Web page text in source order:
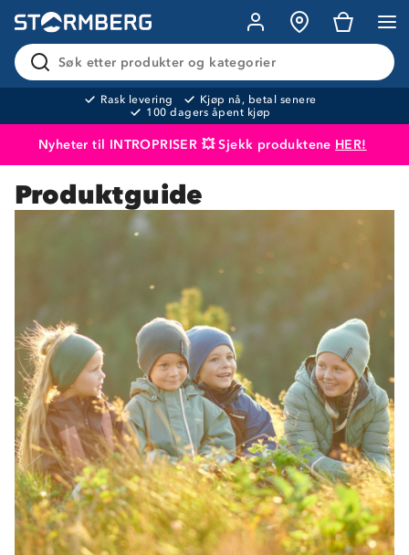
Søk etter produkter og kategorier
Rask levering
Kjøp nå, betal senere
100 dagers åpent kjøp
Nyheter til INTROPRISER 💥 Sjekk produktene HER!
Produktet er lagt i handlekurven
Produktguide